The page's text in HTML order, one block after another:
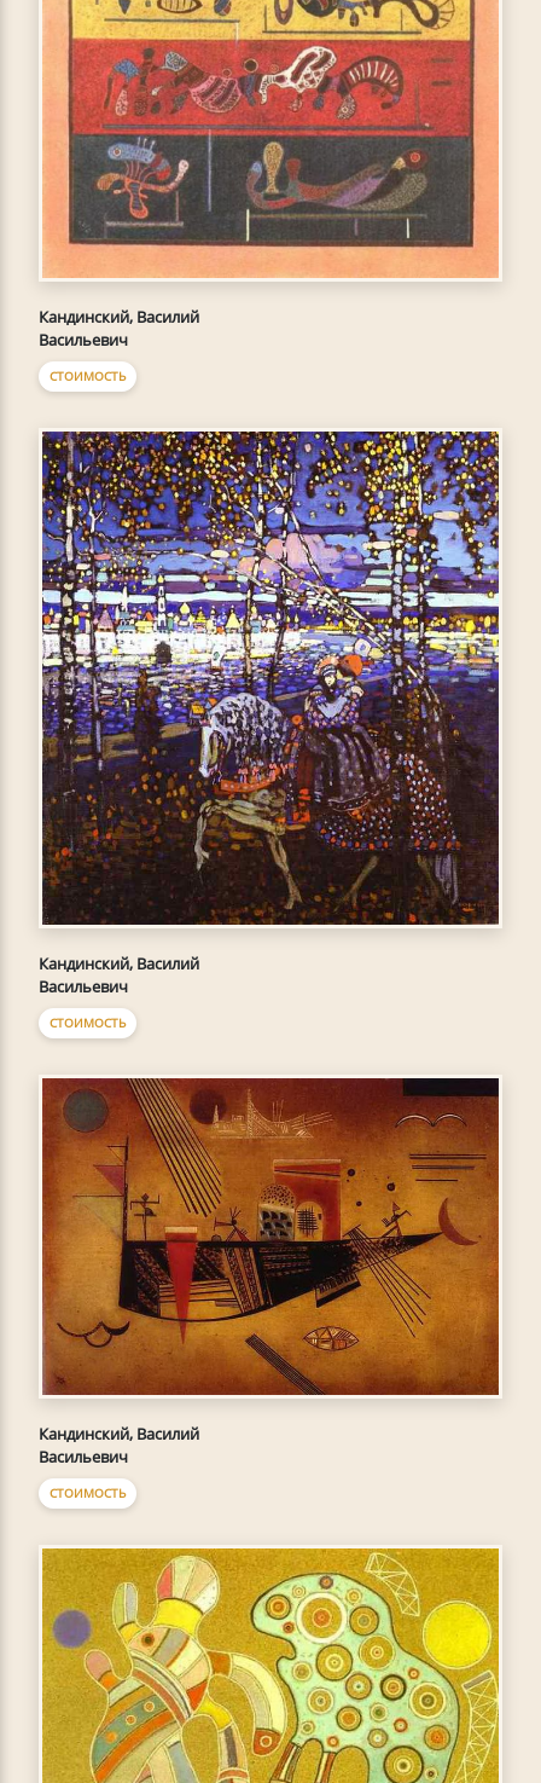
Кандинский, Василий
Васильевич
СТОИМОСТЬ
Кандинский, Василий
Васильевич
СТОИМОСТЬ
Кандинский, Василий
Васильевич
СТОИМОСТЬ